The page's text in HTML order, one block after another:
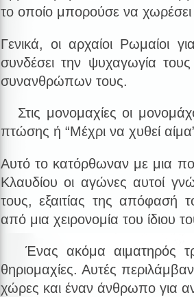
το οποίο μπορούσε να χωρέσει
Γενικά, οι αρχαίοι Ρωμαίοι
συνδέσει την ψυχαγωγία
συνανθρώπων τους.
Στις μονομαχίες οι
πτώσης ή “Μέχρι να χυθεί
Αυτό το κατόρθωναν με μια
Κλαυδίου οι αγώνες αυτοί
τους, εξαιτίας της απόφασή
από μια χειρονομία του ίδιου
Ένας ακόμα αιματηρός
θηριομαχίες. Αυτές
χώρες και έναν άνθρωπο για